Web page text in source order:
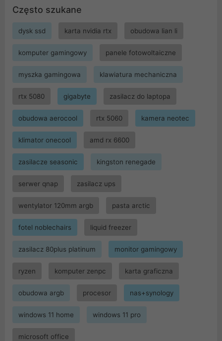
Często szukane
dysk ssd karta nvidia rtx obudowa lian li
komputer gamingowy panele fotowoltaiczne
myszka gamingowa klawiatura mechaniczna
rtx 5080 gigabyte zasilacz do laptopa
obudowa aerocool rtx 5060 kamera neotec
klimator onecool amd rx 6600
zasilacze seasonic kingston renegade
serwer qnap zasilacz ups
wentylator 120mm argb pasta arctic
fotel noblechairs liquid freezer
zasilacz 80plus platinum monitor gamingowy
ryzen komputer zenpc karta graficzna
obudowa argb procesor nas+synology
windows 11 home windows 11 pro
microsoft office